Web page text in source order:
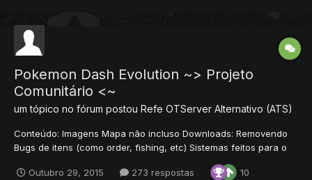
Pokemon Dash Evolution ~> Projeto
Comunitário <~
um tópico no fórum postou Refe OTServer Alternativo (ATS)
Conteúdo: Imagens Mapa não incluso Downloads: Removendo
Bugs de itens (como order, fishing, etc) Sistemas feitos para o
Outubro 29, 2015
273 respostas 10